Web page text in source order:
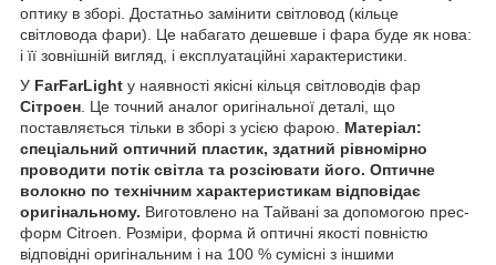
оптику в зборі. Достатньо замінити світловод (кільце
світловода фари). Це набагато дешевше і фара буде як нова:
і її зовнішній вигляд, і експлуатаційні характеристики.
У FarFarLight у наявності якісні кільця світловодів фар
Сітроен. Це точний аналог оригінальної деталі, що
поставляється тільки в зборі з усією фарою. Матеріал:
спеціальний оптичний пластик, здатний рівномірно
проводити потік світла та розсіювати його. Оптичне
волокно по технічним характеристикам відповідає
оригінальному. Виготовлено на Тайвані за допомогою прес-
форм Citroen. Розміри, форма й оптичні якості повністю
відповідні оригінальним і на 100 % сумісні з іншими